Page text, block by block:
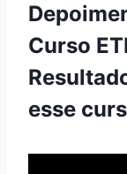
Curso
esse